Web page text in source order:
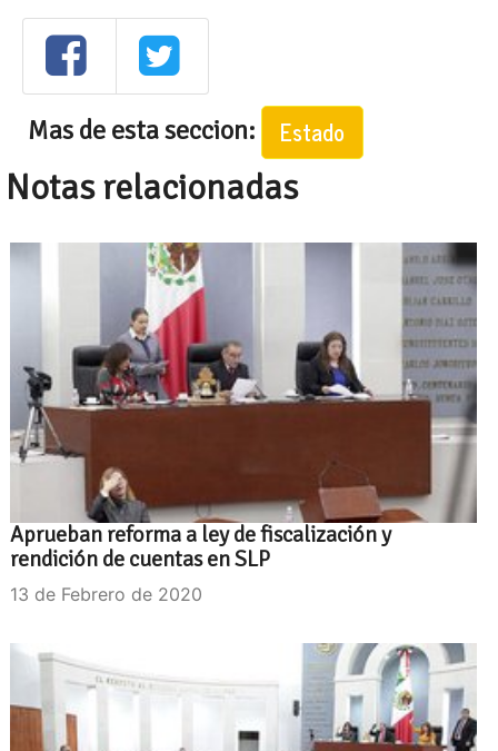
Mas de esta seccion: Estado
Notas relacionadas
Aprueban reforma a ley de fiscalización y
rendición de cuentas en SLP
13 de Febrero de 2020